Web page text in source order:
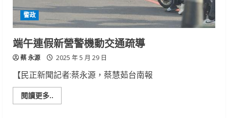
機
警政
端午連假新營警機動交通疏導
蔡 永源 2025 年 5 月 29 日
【民正新聞記者:蔡永源，蔡慧茹台南報
閱讀更多..
more